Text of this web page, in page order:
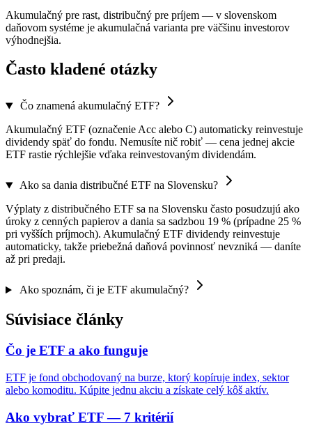
Akumulačný pre rast, distribučný pre príjem — v slovenskom
daňovom systéme je akumulačná varianta pre väčšinu investorov
výhodnejšia.
Často kladené otázky
Čo znamená akumulačný ETF?
Akumulačný ETF (označenie Acc alebo C) automaticky reinvestuje
dividendy späť do fondu. Nemusíte nič robiť — cena jednej akcie
ETF rastie rýchlejšie vďaka reinvestovaným dividendám.
Ako sa dania distribučné ETF na Slovensku?
Výplaty z distribučného ETF sa na Slovensku často posudzujú ako
úroky z cenných papierov a dania sa sadzbou 19 % (prípadne 25 %
pri vyšších príjmoch). Akumulačný ETF dividendy reinvestuje
automaticky, takže priebežná daňová povinnosť nevzniká — daníte
až pri predaji.
Ako spoznám, či je ETF akumulačný?
Súvisiace články
Čo je ETF a ako funguje
ETF je fond obchodovaný na burze, ktorý kopíruje index, sektor
alebo komoditu. Kúpite jednu akciu a získate celý kôš aktív.
Ako vybrať ETF — 7 kritérií